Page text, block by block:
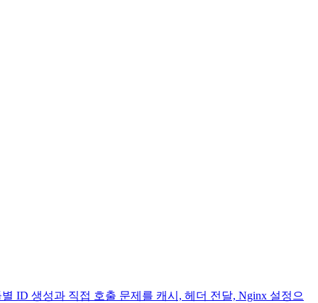
ID 생성과 직접 호출 문제를 캐시, 헤더 전달, Nginx 설정으